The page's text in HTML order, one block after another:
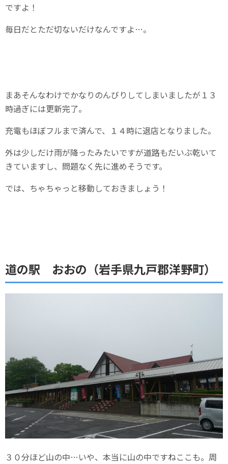
ですよ！
毎日だとただ切ないだけなんですよ…。
まあそんなわけでかなりのんびりしてしまいましたが１３
時過ぎには更新完了。
充電もほぼフルまで済んで、１４時に退店となりました。
外は少しだけ雨が降ったみたいですが道路もだいぶ乾いて
きていますし、問題なく先に進めそうです。
では、ちゃちゃっと移動しておきましょう！
道の駅 おおの（岩手県九戸郡洋野町）
３０分ほど山の中…いや、本当に山の中ですねここも。周